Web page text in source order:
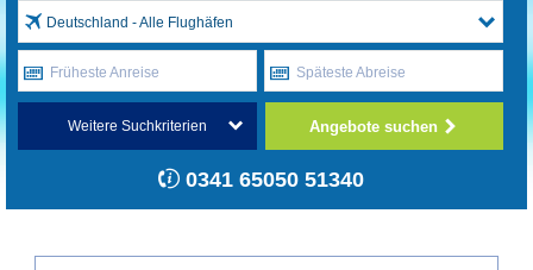
Deutschland - Alle Flughäfen
Früheste Anreise Späteste Abreise
Weitere Suchkriterien Angebote suchen
0341 65050 51340